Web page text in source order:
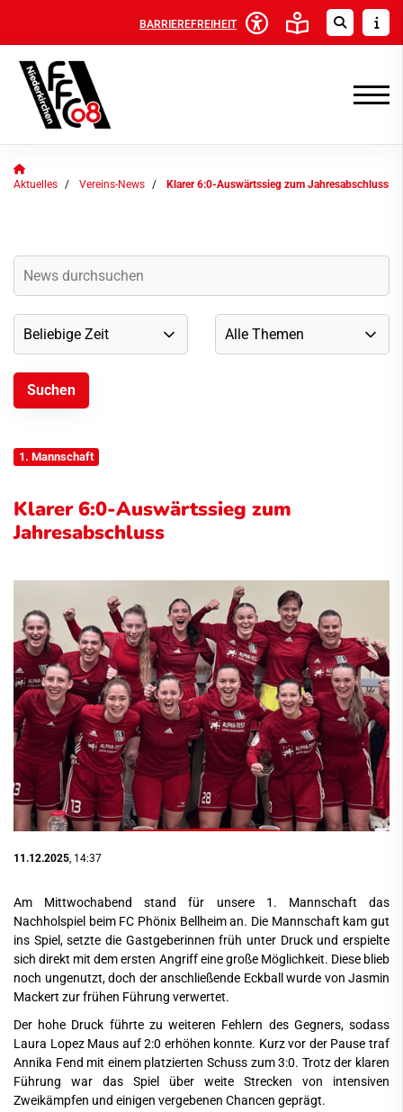
BARRIEREFREIHEIT
Aktuelles Vereins-News Klarer 6:0-Auswärtssieg zum Jahresabschluss
1. Mannschaft
Klarer 6:0-Auswärtssieg zum
Jahresabschluss
11.12.2025 , 14:37
Am Mittwochabend stand für unsere 1. Mannschaft das
Nachholspiel beim FC Phönix Bellheim an. Die Mannschaft kam gut
ins Spiel, setzte die Gastgeberinnen früh unter Druck und erspielte
sich direkt mit dem ersten Angriff eine große Möglichkeit. Diese blieb
noch ungenutzt, doch der anschließende Eckball wurde von Jasmin
Mackert zur frühen Führung verwertet.
Der hohe Druck führte zu weiteren Fehlern des Gegners, sodass
Laura Lopez Maus auf 2:0 erhöhen konnte. Kurz vor der Pause traf
Annika Fend mit einem platzierten Schuss zum 3:0. Trotz der klaren
Führung war das Spiel über weite Strecken von intensiven
Zweikämpfen und einigen vergebenen Chancen geprägt.